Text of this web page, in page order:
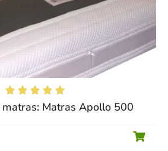
    
matras: Matras Apollo 500